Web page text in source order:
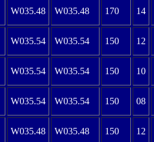
W035.48 W035.48 170 14
W035.54 W035.54 150 12
W035.54 W035.54 150 10
W035.54 W035.54 150 08
W035.48 W035.48 150 12